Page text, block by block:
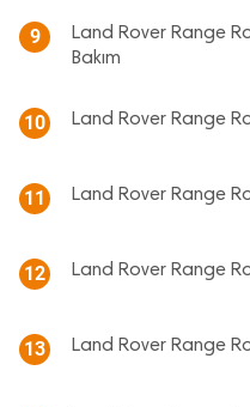
9
Land Rover Range
Bakım
10 Land Rover Range
11 Land Rover Range
12 Land Rover Range
13 Land Rover Range